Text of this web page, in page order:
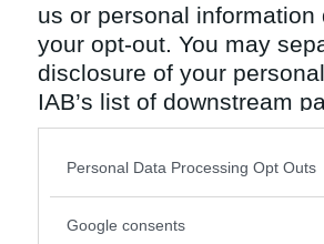
us or personal
your opt-out. You may
disclosure of your
IAB’s list of downstream
also be disclosed by us
Downstream Participants
Please note that this
Personal Data Processing Opt Outs
Google consents
Antal inlägg:
12458